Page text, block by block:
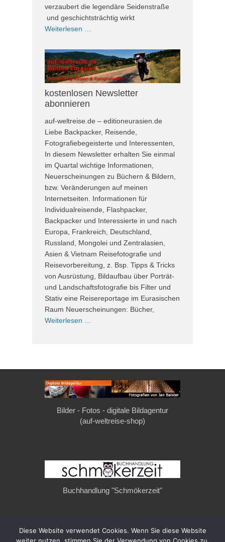
verzaubert die legendäre Seidenstraße
und geschichtsträchtig wirkt
Weiterlesen …
kostenlosen Newsletter
abonnieren
auf-weltreise.de – editioneurasien.de
Liebe Backpacker, Reisende,
Fotografiebegeisterte und Interessenten,
In diesem Newsletter erhalten Sie einmal
im Quartal wichtige Informationen,
Neuerscheinungen zu Büchern & Bildern,
bzw. Veränderungen auf meinen
Internetseiten. Informationen für
Individualreisende, Flashpacker,
Backpacker und Interessierte in und nach
Europa, Frankreich, Deutschland,
Russland, Mongolei und Zentralasien,
Asien & Vietnam Reisefotografie und
Reisevorbereitung, z. Bsp. Tipps & Tricks
von Ausrüstung, Bildaufbau über Porträt-
und Landschaftsfotografie bis Filter und
Stativ eine Reisereportage im Eurasischen
Raum Neuerscheinungen: Bücher,
Weiterlesen …
Bilder - Fotos - digitale Bildagentur
(auf-weltreise-shop)
Buchhandlung "Schmökerzeit"
Copyright © 2026auf-weltreise.de. All Rights Reserved.
Diese Website verwendet Cookies. Wenn Sie diese Website